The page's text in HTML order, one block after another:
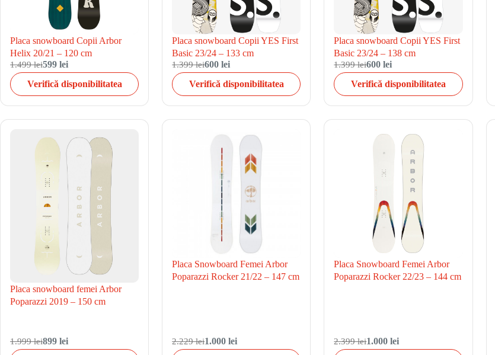
Placa snowboard Copii Arbor
Helix 20/21 – 120 cm
1.499 lei599 lei
Verifică disponibilitatea
Placa snowboard Copii YES First
Basic 23/24 – 133 cm
1.399 lei600 lei
Verifică disponibilitatea
Placa snowboard Copii YES First
Basic 23/24 – 138 cm
1.399 lei600 lei
Verifică disponibilitatea
Placa snowboard femei Arbor
Poparazzi 2019 – 150 cm
1.999 lei899 lei
Placa Snowboard Femei Arbor
Poparazzi Rocker 21/22 – 147 cm
2.229 lei1.000 lei
Placa Snowboard Femei Arbor
Poparazzi Rocker 22/23 – 144 cm
2.399 lei1.000 lei